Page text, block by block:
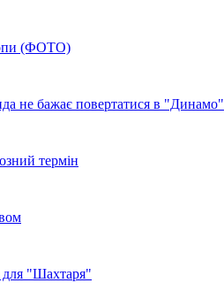
(ФОТО)
не бажає повертатися в "Динамо"
термін
для "Шахтаря"